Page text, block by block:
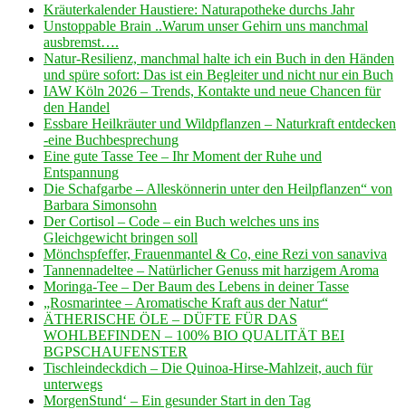
Kräuterkalender Haustiere: Naturapotheke durchs Jahr
Unstoppable Brain ..Warum unser Gehirn uns manchmal
ausbremst….
Natur-Resilienz, manchmal halte ich ein Buch in den Händen
und spüre sofort: Das ist ein Begleiter und nicht nur ein Buch
IAW Köln 2026 – Trends, Kontakte und neue Chancen für
den Handel
Essbare Heilkräuter und Wildpflanzen – Naturkraft entdecken
-eine Buchbesprechung
Eine gute Tasse Tee – Ihr Moment der Ruhe und
Entspannung
Die Schafgarbe – Alleskönnerin unter den Heilpflanzen“ von
Barbara Simonsohn
Der Cortisol – Code – ein Buch welches uns ins
Gleichgewicht bringen soll
Mönchspfeffer, Frauenmantel & Co, eine Rezi von sanaviva
Tannennadeltee – Natürlicher Genuss mit harzigem Aroma
Moringa-Tee – Der Baum des Lebens in deiner Tasse
„Rosmarintee – Aromatische Kraft aus der Natur“
ÄTHERISCHE ÖLE – DÜFTE FÜR DAS
WOHLBEFINDEN – 100% BIO QUALITÄT BEI
BGPSCHAUFENSTER
Tischleindeckdich – Die Quinoa-Hirse-Mahlzeit, auch für
unterwegs
MorgenStund‘ – Ein gesunder Start in den Tag